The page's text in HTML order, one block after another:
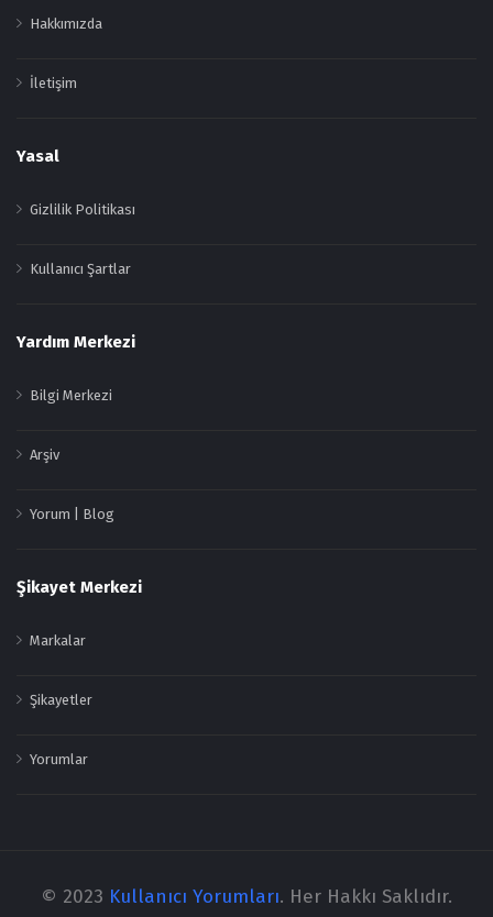
Hakkımızda
İletişim
Yasal
Gizlilik Politikası
Kullanıcı Şartlar
Yardım Merkezi
Bilgi Merkezi
Arşiv
Yorum | Blog
Şikayet Merkezi
Markalar
Şikayetler
Yorumlar
© 2023 Kullanıcı Yorumları. Her Hakkı Saklıdır.